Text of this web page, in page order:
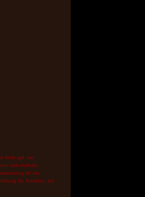
Seite ggf. mit
sich deshalb
für die
für Schäden, die